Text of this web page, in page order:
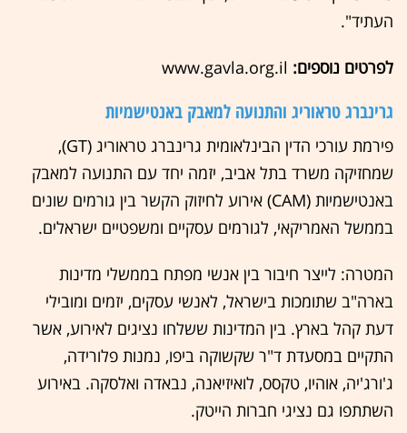
העתיד".
לפרטים נוספים:
גרינברג טראוריג והתנועה למאבק באנטישמיות
פירמת עורכי הדין הבינלאומית גרינברג טראוריג (GT),
שמחזיקה משרד בתל אביב, יזמה יחד עם התנועה למאבק
באנטישמיות (CAM) אירוע לחיזוק הקשר בין גורמים שונים
בממשל האמריקאי, לגורמים עסקיים ומשפטיים ישראלים.
המטרה: לייצר חיבור בין אנשי מפתח בממשלי מדינות
בארה"ב שתומכות בישראל, לאנשי עסקים, יזמים ומובילי
דעת קהל בארץ. בין המדינות ששלחו נציגים לאירוע, אשר
התקיים במסעדת ד"ר שקשוקה ביפו, נמנות פלורידה,
ג'ורג'יה, אוהיו, טקסס, לואיזיאנה, נבאדה ואלסקה. באירוע
השתתפו גם נציגי חברות הייטק.